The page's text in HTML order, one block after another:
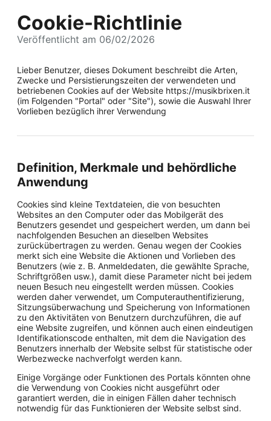
Cookie-Richtlinie
Veröffentlicht am 06/02/2026
Lieber Benutzer, dieses Dokument beschreibt die Arten,
Zwecke und Persistierungszeiten der verwendeten und
betriebenen Cookies auf der Website https://musikbrixen.it
(im Folgenden "Portal" oder "Site"), sowie die Auswahl Ihrer
Vorlieben bezüglich ihrer Verwendung
Definition, Merkmale und behördliche
Anwendung
Cookies sind kleine Textdateien, die von besuchten
Websites an den Computer oder das Mobilgerät des
Benutzers gesendet und gespeichert werden, um dann bei
nachfolgenden Besuchen an dieselben Websites
zurückübertragen zu werden. Genau wegen der Cookies
merkt sich eine Website die Aktionen und Vorlieben des
Benutzers (wie z. B. Anmeldedaten, die gewählte Sprache,
Schriftgrößen usw.), damit diese Parameter nicht bei jedem
neuen Besuch neu eingestellt werden müssen. Cookies
werden daher verwendet, um Computerauthentifizierung,
Sitzungsüberwachung und Speicherung von Informationen
zu den Aktivitäten von Benutzern durchzuführen, die auf
eine Website zugreifen, und können auch einen eindeutigen
Identifikationscode enthalten, mit dem die Navigation des
Benutzers innerhalb der Website selbst für statistische oder
Werbezwecke nachverfolgt werden kann.
Einige Vorgänge oder Funktionen des Portals könnten ohne
die Verwendung von Cookies nicht ausgeführt oder
garantiert werden, die in einigen Fällen daher technisch
notwendig für das Funktionieren der Website selbst sind.